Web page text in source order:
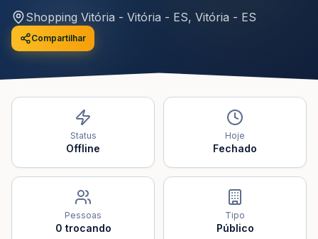
Shopping Vitória - Vitória - ES, Vitória - ES
Compartilhar
Status
Offline
Hoje
Fechado
Pessoas
0 trocando
Tipo
Público